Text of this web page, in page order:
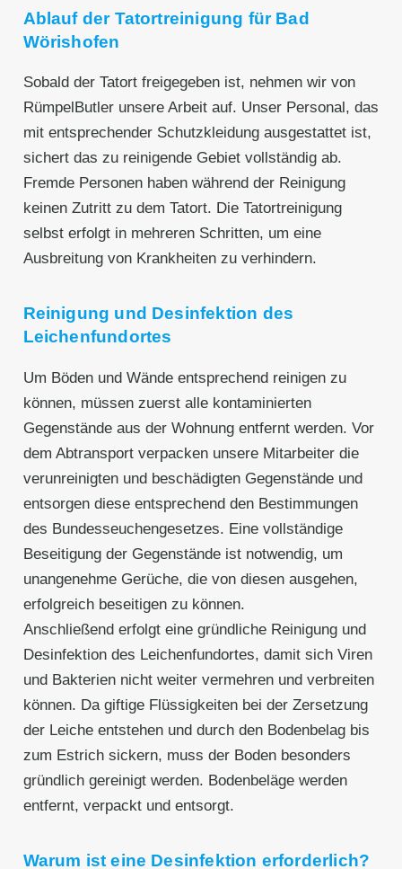
Ablauf der Tatortreinigung für Bad
Wörishofen
Sobald der Tatort freigegeben ist, nehmen wir von
RümpelButler unsere Arbeit auf. Unser Personal, das
mit entsprechender Schutzkleidung ausgestattet ist,
sichert das zu reinigende Gebiet vollständig ab.
Fremde Personen haben während der Reinigung
keinen Zutritt zu dem Tatort. Die Tatortreinigung
selbst erfolgt in mehreren Schritten, um eine
Ausbreitung von Krankheiten zu verhindern.
Reinigung und Desinfektion des
Leichenfundortes
Um Böden und Wände entsprechend reinigen zu
können, müssen zuerst alle kontaminierten
Gegenstände aus der Wohnung entfernt werden. Vor
dem Abtransport verpacken unsere Mitarbeiter die
verunreinigten und beschädigten Gegenstände und
entsorgen diese entsprechend den Bestimmungen
des Bundesseuchengesetzes. Eine vollständige
Beseitigung der Gegenstände ist notwendig, um
unangenehme Gerüche, die von diesen ausgehen,
erfolgreich beseitigen zu können.
Anschließend erfolgt eine gründliche Reinigung und
Desinfektion des Leichenfundortes, damit sich Viren
und Bakterien nicht weiter vermehren und verbreiten
können. Da giftige Flüssigkeiten bei der Zersetzung
der Leiche entstehen und durch den Bodenbelag bis
zum Estrich sickern, muss der Boden besonders
gründlich gereinigt werden. Bodenbeläge werden
entfernt, verpackt und entsorgt.
Warum ist eine Desinfektion erforderlich?